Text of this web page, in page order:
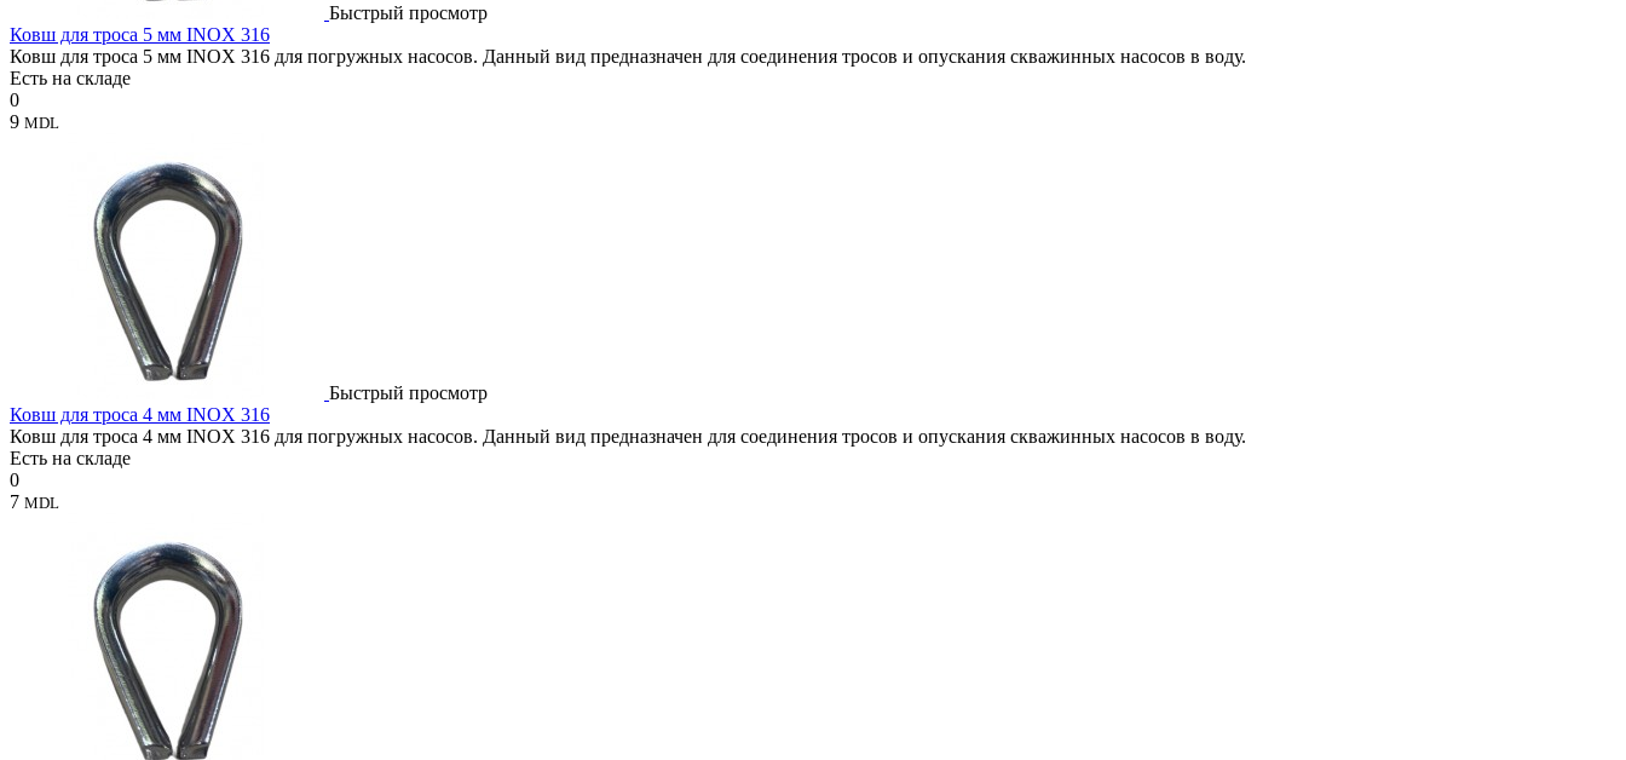
Быстрый просмотр
Ковш для троса 5 мм INOX 316
Ковш для троса 5 мм INOX 316 для погружных насосов. Данный вид предназначен для соединения тросов и опускания скважинных насосов в воду.
Есть на складе
0
9 MDL
Быстрый просмотр
Ковш для троса 4 мм INOX 316
Ковш для троса 4 мм INOX 316 для погружных насосов. Данный вид предназначен для соединения тросов и опускания скважинных насосов в воду.
Есть на складе
0
7 MDL